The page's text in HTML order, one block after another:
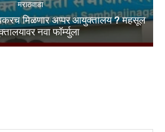
मराठवाडा
मिळणार अप्पर आयुक्तालय ? महसूल
नवा फॉर्म्युला